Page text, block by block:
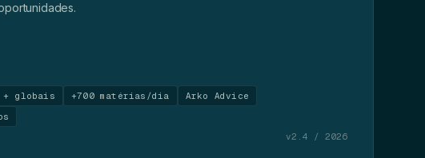
+ globais +700 matérias/dia
Arko Advice
v2.4 / 2026